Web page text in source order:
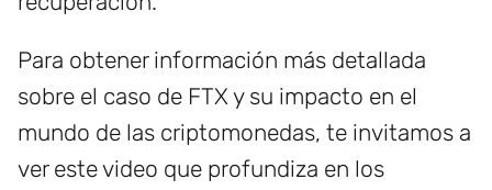
Para obtener información más detallada
sobre el caso de FTX y su impacto en el
mundo de las criptomonedas, te invitamos a
ver este video que profundiza en los